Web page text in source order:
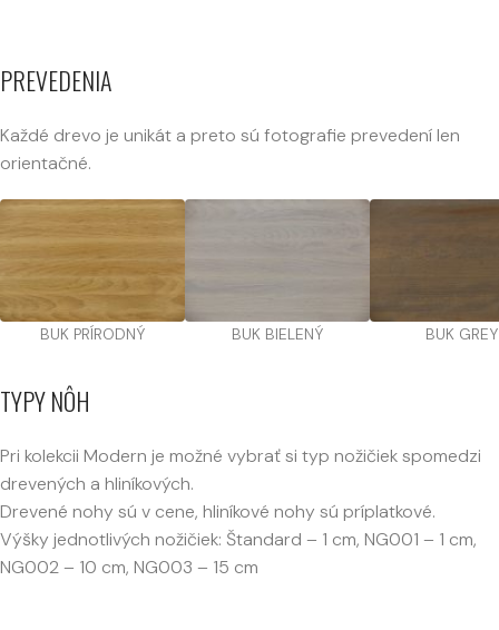
PREVEDENIA
Každé drevo je unikát a preto sú fotografie prevedení len
orientačné.
BUK PRÍRODNÝ BUK BIELENÝ BUK GREY
TYPY NÔH
Pri kolekcii Modern je možné vybrať si typ nožičiek spomedzi
drevených a hliníkových.
Drevené nohy sú v cene, hliníkové nohy sú príplatkové.
Výšky jednotlivých nožičiek: Štandard – 1 cm, NG001 – 1 cm,
NG002 – 10 cm, NG003 – 15 cm